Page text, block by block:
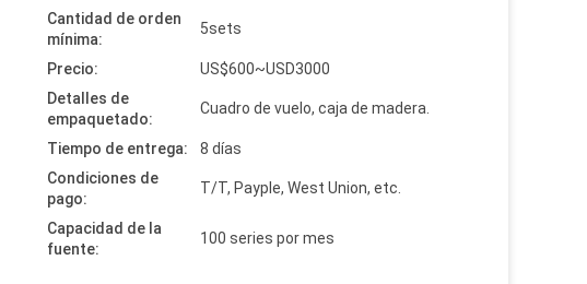
Cantidad de orden
mínima:
5sets
Precio:
US$600~USD3000
Detalles de
empaquetado:
Cuadro de vuelo, caja de madera.
Tiempo de entrega:
8 días
Condiciones de
pago:
T/T, Payple, West Union, etc.
Capacidad de la
fuente:
100 series por mes